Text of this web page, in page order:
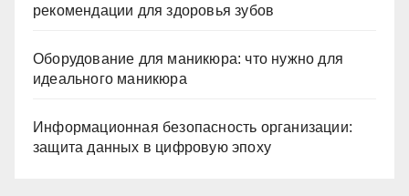
рекомендации для здоровья зубов
Оборудование для маникюра: что нужно для
идеального маникюра
Информационная безопасность организации:
защита данных в цифровую эпоху